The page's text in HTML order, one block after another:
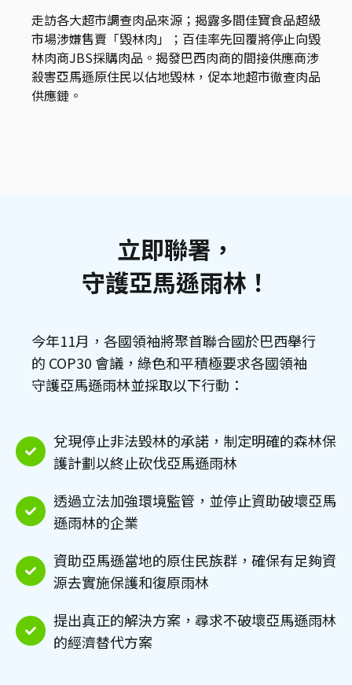
走訪各大超市調查肉品來源；揭露多間佳寶食品超級
市場涉嫌售賣「毀林肉」；百佳率先回覆將停止向毀
林肉商JBS採購肉品。揭發巴西肉商的間接供應商涉
殺害亞馬遜原住民以佔地毀林，促本地超市徹查肉品
供應鏈。
立即聯署，
守護亞馬遜雨林！
今年11月，各國領袖將聚首聯合國於巴西舉行
的 COP30 會議，綠色和平積極要求各國領袖
守護亞馬遜雨林並採取以下行動：
兌現停止非法毀林的承諾，制定明確的森林保
護計劃以終止砍伐亞馬遜雨林
透過立法加強環境監管，並停止資助破壞亞馬
遜雨林的企業
資助亞馬遜當地的原住民族群，確保有足夠資
源去實施保護和復原雨林
提出真正的解決方案，尋求不破壞亞馬遜雨林
的經濟替代方案